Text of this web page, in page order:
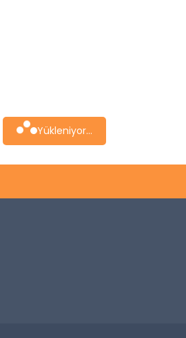
Yükleniyor...